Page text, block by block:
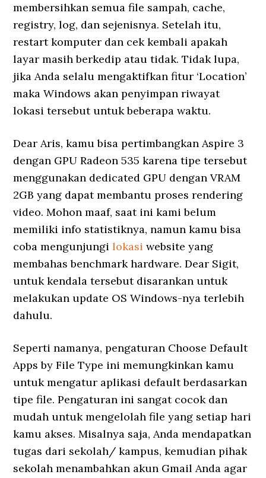
membersihkan semua file sampah, cache,
registry, log, dan sejenisnya. Setelah itu,
restart komputer dan cek kembali apakah
layar masih berkedip atau tidak. Tidak lupa,
jika Anda selalu mengaktifkan fitur ‘Location’
maka Windows akan penyimpan riwayat
lokasi tersebut untuk beberapa waktu.
Dear Aris, kamu bisa pertimbangkan Aspire 3
dengan GPU Radeon 535 karena tipe tersebut
menggunakan dedicated GPU dengan VRAM
2GB yang dapat membantu proses rendering
video. Mohon maaf, saat ini kami belum
memiliki info statistiknya, namun kamu bisa
coba mengunjungilokasi website yang
membahas benchmark hardware. Dear Sigit,
untuk kendala tersebut disarankan untuk
melakukan update OS Windows-nya terlebih
dahulu.
Seperti namanya, pengaturan Choose Default
Apps by File Type ini memungkinkan kamu
untuk mengatur aplikasi default berdasarkan
tipe file. Pengaturan ini sangat cocok dan
mudah untuk mengelolah file yang setiap hari
kamu akses. Misalnya saja, Anda mendapatkan
tugas dari sekolah/ kampus, kemudian pihak
sekolah menambahkan akun Gmail Anda agar